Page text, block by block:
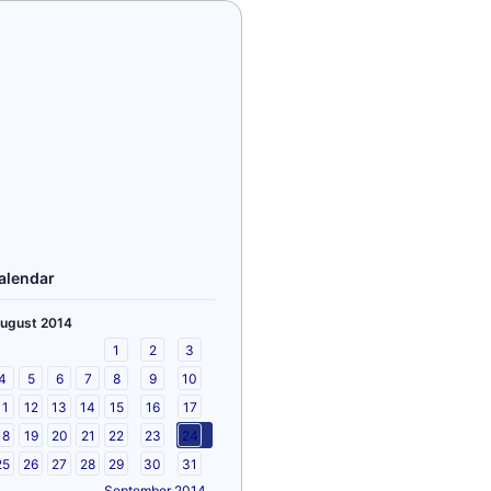
2014
1
2
3
5 6 7 8 9
10
12 13 14 15 16
17
19 20 21 22 23
24
26 27 28 29 30
31